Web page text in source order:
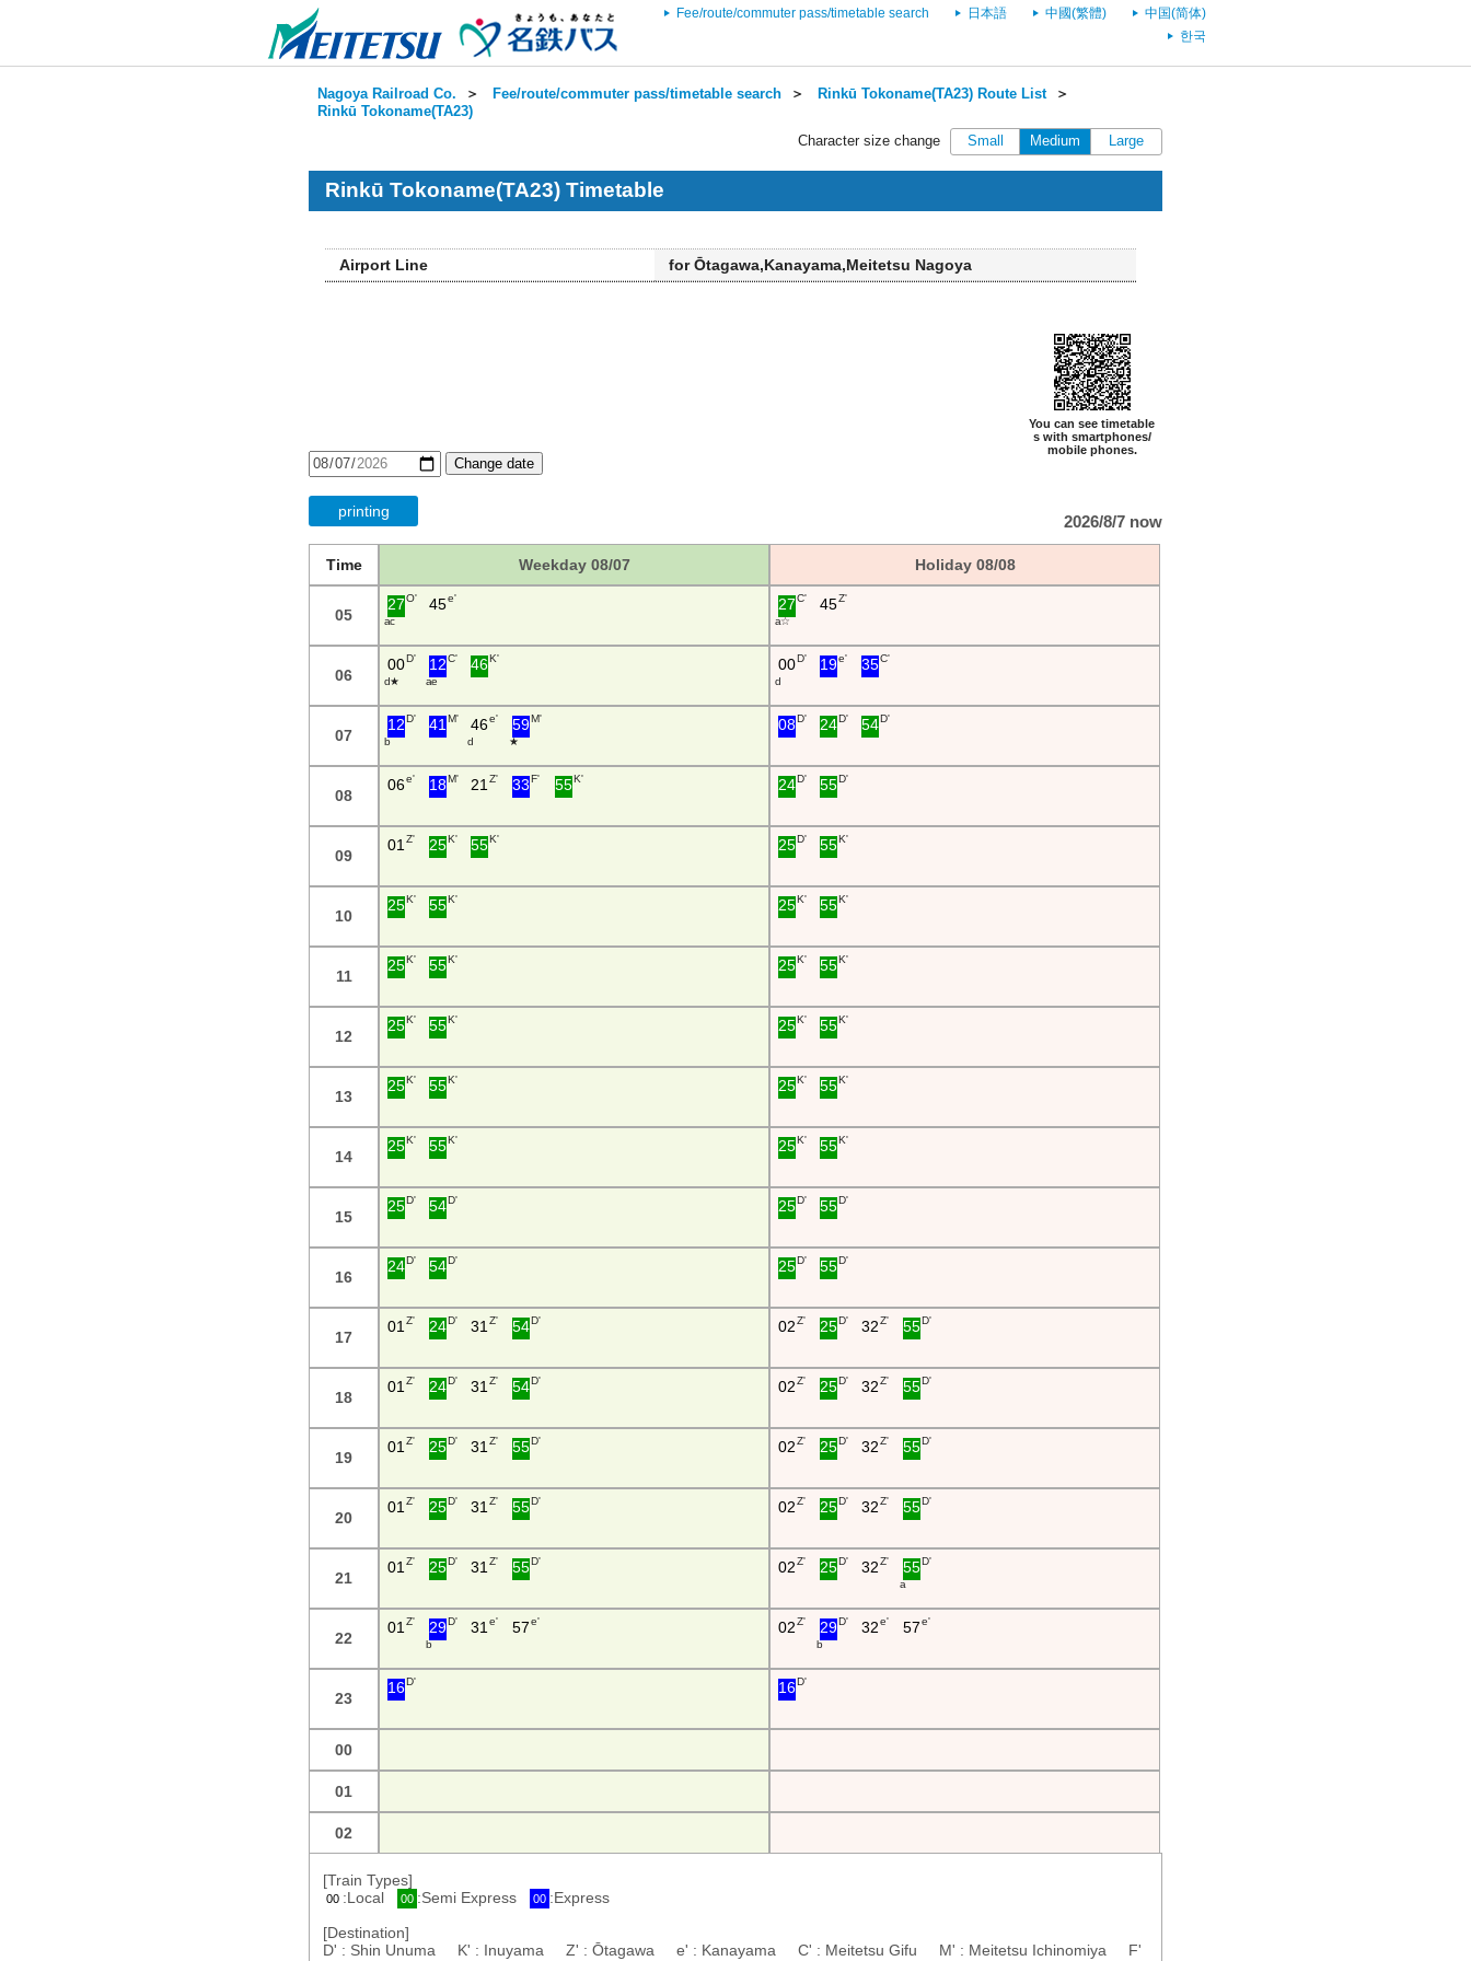
Fee/route/commuter pass/timetable search 日本語 中國(繁體)
中国(简体)
한국
Nagoya Railroad Co. ＞ Fee/route/commuter pass/timetable search ＞ Rinkū Tokoname(TA23) Route List＞
Rinkū Tokoname(TA23)
Character size change
Small Medium Large
Rinkū Tokoname(TA23) Timetable
Airport Line for Ōtagawa,Kanayama,Meitetsu Nagoya
You can see timetable
s with smartphones/
mobile phones.
Change date
printing
2026/8/7 now
Time Weekday 08/07 Holiday 08/08
05
27O'
a c
45e' 27C'
a ☆
45Z'
06
00D'
d ★
12C'
a e
46K' 00D'
d
19e' 35C'
07
12D'
b
41 M' 46e'
d
59M'
★
08D' 24D' 54D'
08
06e' 18M' 21 Z' 33 F' 55K' 24D' 55D'
09
01 Z' 25K' 55K' 25D' 55K'
10
25K' 55K' 25K' 55K'
11
25K' 55K' 25K' 55K'
12
25K' 55K' 25K' 55K'
13
25K' 55K' 25K' 55K'
14
25K' 55K' 25K' 55K'
15
25D' 54D' 25D' 55D'
16
24D' 54D' 25D' 55D'
17
01 Z' 24D' 31 Z' 54D' 02Z' 25D' 32 Z' 55D'
18
01 Z' 24D' 31 Z' 54D' 02Z' 25D' 32 Z' 55D'
19
01 Z' 25D' 31 Z' 55D' 02Z' 25D' 32 Z' 55D'
20
01 Z' 25D' 31 Z' 55D' 02Z' 25D' 32 Z' 55D'
21
01 Z' 25D' 31 Z' 55D' 02Z' 25D' 32 Z' 55D'
a
22
01 Z' 29D'
b
31 e' 57 e' 02Z' 29D'
b
32 e' 57 e'
23
16D' 16D'
00
01
02
[Train Types]
00 :Local 00 :Semi Express 00 :Express
[Destination]
D' : Shin Unuma K' : Inuyama Z' : Ōtagawa e' : Kanayama C' : Meitetsu Gifu M' : Meitetsu Ichinomiya F'